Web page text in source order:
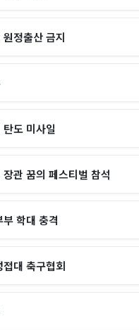
정출산 금지
탄도 미사일
장관 꿈의 페스티벌 참석
학대 충격
접대 축구협회